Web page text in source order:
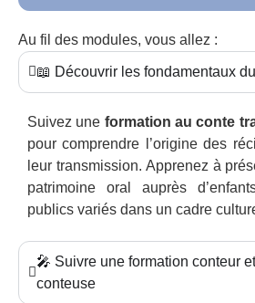
Au fil des modules, vous allez :
📖 Découvrir les fondamentaux
Suivez une formation au conte
pour comprendre l’origine des
leur transmission. Apprenez à
patrimoine oral auprès
publics variés dans un cadre
🎤 Suivre une formation conteur
conteuse